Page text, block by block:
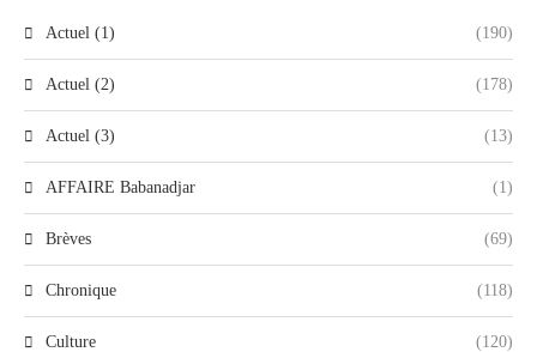
Actuel (1) (190)
Actuel (2) (178)
Actuel (3) (13)
AFFAIRE Babanadjar (1)
Brèves (69)
Chronique (118)
Culture (120)